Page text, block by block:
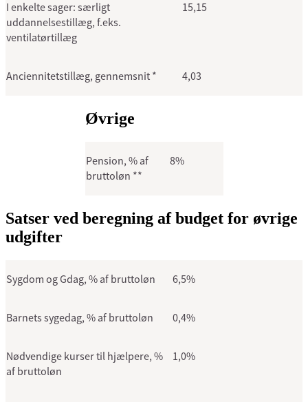
I enkelte sager: særligt
uddannelsestillæg, f.eks.
ventilatørtillæg
15,15
Anciennitetstillæg, gennemsnit * 4,03
Øvrige
Pension, % af
bruttoløn **
8%
Satser ved beregning af budget for øvrige
udgifter
Sygdom og Gdag, % af bruttoløn 6,5%
Barnets sygedag, % af bruttoløn 0,4%
Nødvendige kurser til hjælpere, %
af bruttoløn
1,0%